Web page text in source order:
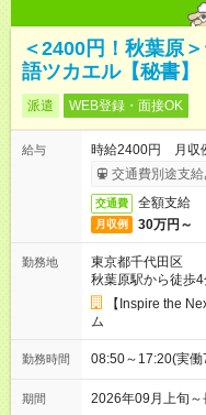
＜2400円！秋葉原
語ツカエル【秘書】
派遣 WEB登録・面接OK
給与
時給2400円 月収
交通費別途支給
交通費 全額支給
月収例 30万円～
勤務地
東京都千代田区
秋葉原駅から徒歩
【Inspire the
ム
勤務時間 08:50～17:20(実
期間 2026年09月上旬